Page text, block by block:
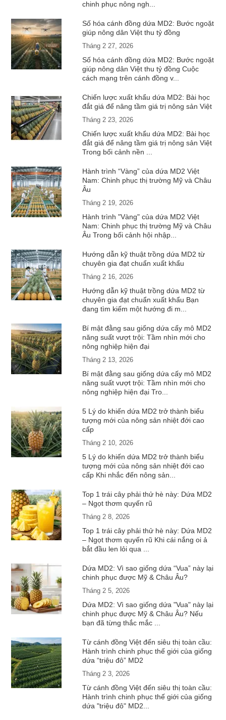
chinh phục nông ngh...
Số hóa cánh đồng dứa MD2: Bước ngoặt
giúp nông dân Việt thu tỷ đồng
Tháng 2 27, 2026
Số hóa cánh đồng dứa MD2: Bước ngoặt
giúp nông dân Việt thu tỷ đồng Cuộc
cách mạng trên cánh đồng v...
Chiến lược xuất khẩu dứa MD2: Bài học
đắt giá để nâng tầm giá trị nông sản Việt
Tháng 2 23, 2026
Chiến lược xuất khẩu dứa MD2: Bài học
đắt giá để nâng tầm giá trị nông sản Việt
Trong bối cảnh nền ...
Hành trình “Vàng” của dứa MD2 Việt
Nam: Chinh phục thị trường Mỹ và Châu
Âu
Tháng 2 19, 2026
Hành trình "Vàng" của dứa MD2 Việt
Nam: Chinh phục thị trường Mỹ và Châu
Âu Trong bối cảnh hội nhập...
Hướng dẫn kỹ thuật trồng dứa MD2 từ
chuyên gia đạt chuẩn xuất khẩu
Tháng 2 16, 2026
Hướng dẫn kỹ thuật trồng dứa MD2 từ
chuyên gia đạt chuẩn xuất khẩu Bạn
đang tìm kiếm một hướng đi m...
Bí mật đằng sau giống dứa cấy mô MD2
năng suất vượt trội: Tầm nhìn mới cho
nông nghiệp hiện đại
Tháng 2 13, 2026
Bí mật đằng sau giống dứa cấy mô MD2
năng suất vượt trội: Tầm nhìn mới cho
nông nghiệp hiện đại Tro...
5 Lý do khiến dứa MD2 trở thành biểu
tượng mới của nông sản nhiệt đới cao
cấp
Tháng 2 10, 2026
5 Lý do khiến dứa MD2 trở thành biểu
tượng mới của nông sản nhiệt đới cao
cấp Khi nhắc đến nông sản...
Top 1 trái cây phải thử hè này: Dứa MD2
– Ngọt thơm quyến rũ
Tháng 2 8, 2026
Top 1 trái cây phải thử hè này: Dứa MD2
– Ngọt thơm quyến rũ Khi cái nắng oi ả
bắt đầu len lỏi qua ...
Dứa MD2: Vì sao giống dứa “Vua” này lại
chinh phục được Mỹ & Châu Âu?
Tháng 2 5, 2026
Dứa MD2: Vì sao giống dứa "Vua" này lại
chinh phục được Mỹ & Châu Âu? Nếu
bạn đã từng thắc mắc ...
Từ cánh đồng Việt đến siêu thị toàn cầu:
Hành trình chinh phục thế giới của giống
dứa “triệu đô” MD2
Tháng 2 3, 2026
Từ cánh đồng Việt đến siêu thị toàn cầu:
Hành trình chinh phục thế giới của giống
dứa "triệu đô" MD2...